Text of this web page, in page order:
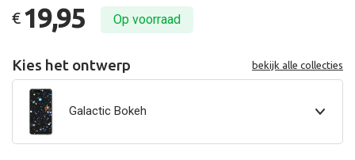
€ 19,95 Op voorraad
Kies het ontwerp bekijk alle collecties
Galactic Bokeh